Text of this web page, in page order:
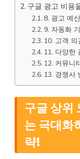
구글 광고 비용
8. 광고 예
9. 자동화
10. 고객 의
11. 다양한
12. 커뮤니
13. 경쟁사
구글 상위
는 극대화
략!